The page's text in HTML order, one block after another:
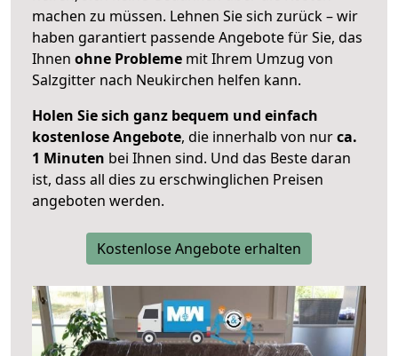
machen zu müssen. Lehnen Sie sich zurück – wir
haben garantiert passende Angebote für Sie, das
Ihnen ohne Probleme mit Ihrem Umzug von
Salzgitter nach Neukirchen helfen kann.
Holen Sie sich ganz bequem und einfach
kostenlose Angebote, die innerhalb von nurca.
1 Minuten bei Ihnen sind. Und das Beste daran
ist, dass all dies zu erschwinglichen Preisen
angeboten werden.
Kostenlose Angebote erhalten